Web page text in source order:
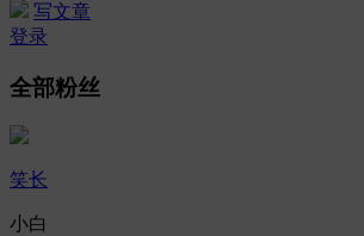
写文章
登录
全部粉丝
笑长
小白